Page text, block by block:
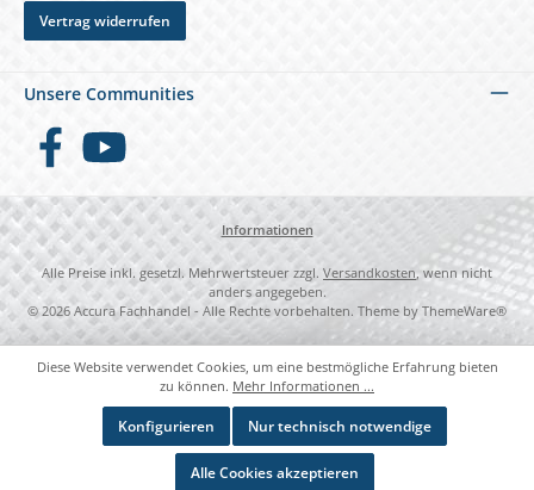
Vertrag widerrufen
Unsere Communities
FacebookYouTube
Informationen
Alle Preise inkl. gesetzl. Mehrwertsteuer zzgl. Versandkosten, wenn nicht
anders angegeben.
© 2026 Accura Fachhandel - Alle Rechte vorbehalten. Theme by ThemeWare®
Diese Website verwendet Cookies, um eine bestmögliche Erfahrung bieten
zu können. Mehr Informationen ...
Nur technisch notwendige
Konfigurieren
Alle Cookies akzeptieren